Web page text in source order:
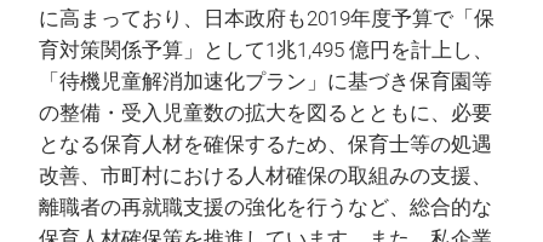
に高まっており、日本政府も2019年度予算で「保
育対策関係予算」として1兆1,495 億円を計上し、
「待機児童解消加速化プラン」に基づき保育園等
の整備・受入児童数の拡大を図るとともに、必要
となる保育人材を確保するため、保育士等の処遇
改善、市町村における人材確保の取組みの支援、
離職者の再就職支援の強化を行うなど、総合的な